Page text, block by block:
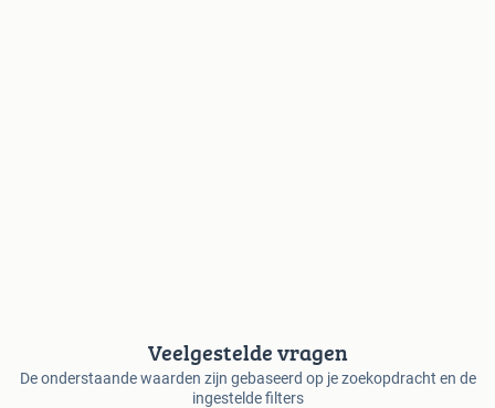
Veelgestelde vragen
De onderstaande waarden zijn gebaseerd op je zoekopdracht en de
ingestelde filters